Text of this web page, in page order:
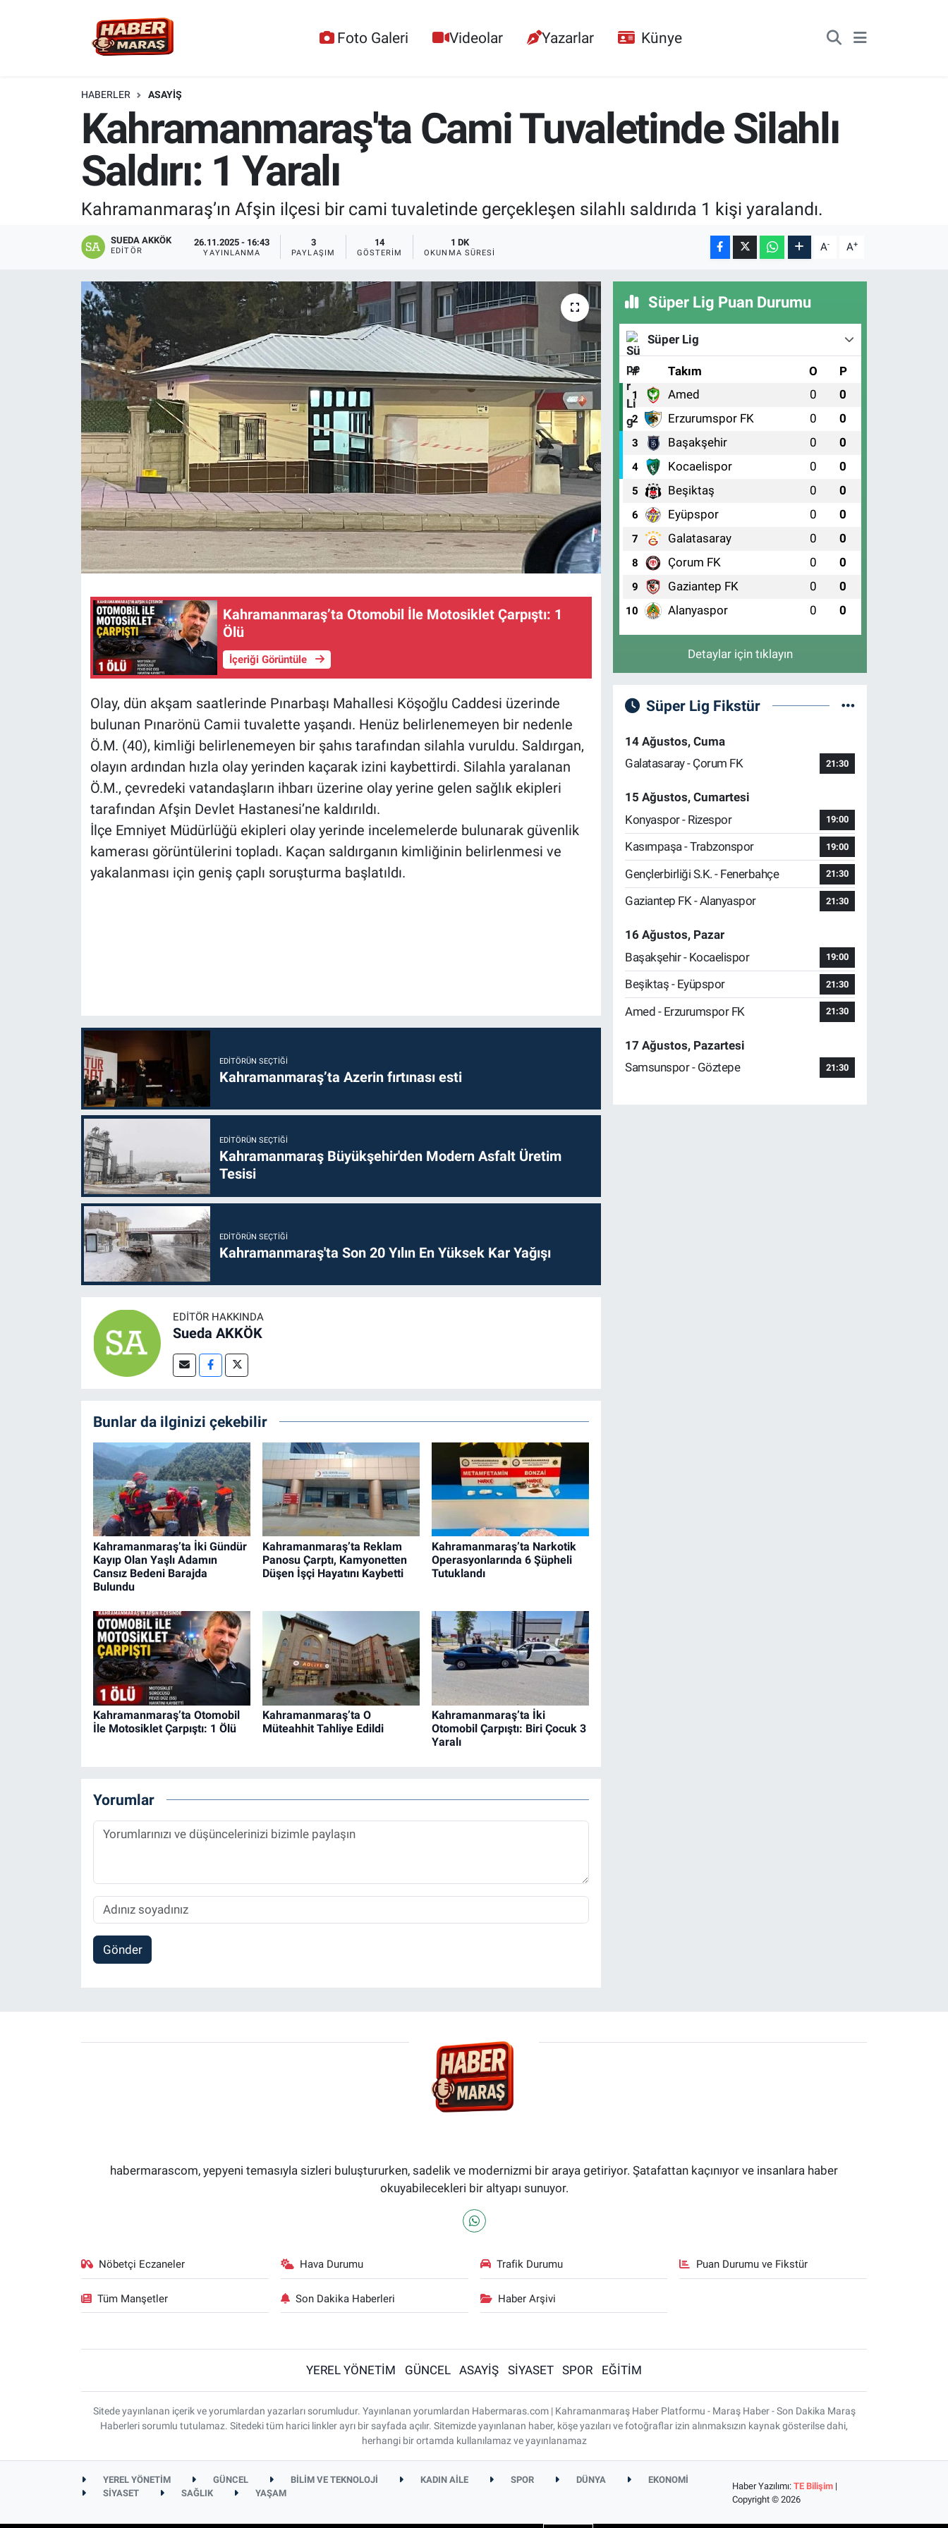
Foto Galeri Videolar Yazarlar Künye
HABERLER ASAYİŞ
Kahramanmaraş'ta Cami Tuvaletinde Silahlı
Saldırı: 1 Yaralı
Kahramanmaraş’ın Afşin ilçesi bir cami tuvaletinde gerçekleşen silahlı saldırıda 1 kişi yaralandı.
SUEDA AKKÖK
EDITÖR
26.11.2025 - 16:43
YAYINLANMA
3
PAYLAŞIM
14
GÖSTERIM
1 DK
OKUNMA SÜRESI A- A+
Kahramanmaraş’ta Otomobil İle Motosiklet Çarpıştı: 1
Ölü
İçeriği Görüntüle
Olay, dün akşam saatlerinde Pınarbaşı Mahallesi Köşoğlu Caddesi üzerinde
bulunan Pınarönü Camii tuvalette yaşandı. Henüz belirlenemeyen bir nedenle
Ö.M. (40), kimliği belirlenemeyen bir şahıs tarafından silahla vuruldu. Saldırgan,
olayın ardından hızla olay yerinden kaçarak izini kaybettirdi. Silahla yaralanan
Ö.M., çevredeki vatandaşların ihbarı üzerine olay yerine gelen sağlık ekipleri
tarafından Afşin Devlet Hastanesi’ne kaldırıldı.
İlçe Emniyet Müdürlüğü ekipleri olay yerinde incelemelerde bulunarak güvenlik
kamerası görüntülerini topladı. Kaçan saldırganın kimliğinin belirlenmesi ve
yakalanması için geniş çaplı soruşturma başlatıldı.
EDITÖRÜN SEÇTIĞI
Kahramanmaraş’ta Azerin fırtınası esti
EDITÖRÜN SEÇTIĞI
Kahramanmaraş Büyükşehir'den Modern Asfalt Üretim
Tesisi
EDITÖRÜN SEÇTIĞI
Kahramanmaraş'ta Son 20 Yılın En Yüksek Kar Yağışı
EDITÖR HAKKINDA
Sueda AKKÖK
Bunlar da ilginizi çekebilir
Kahramanmaraş’ta İki Gündür
Kayıp Olan Yaşlı Adamın
Cansız Bedeni Barajda
Bulundu
Kahramanmaraş’ta Reklam
Panosu Çarptı, Kamyonetten
Düşen İşçi Hayatını Kaybetti
Kahramanmaraş’ta Narkotik
Operasyonlarında 6 Şüpheli
Tutuklandı
Kahramanmaraş’ta Otomobil
İle Motosiklet Çarpıştı: 1 Ölü
Kahramanmaraş’ta O
Müteahhit Tahliye Edildi
Kahramanmaraş’ta İki
Otomobil Çarpıştı: Biri Çocuk 3
Yaralı
Yorumlar
Gönder
Süper Lig Puan Durumu
Süper Lig
# Takım O P
1 Amed 0 0
2 Erzurumspor FK 0 0
3 Başakşehir 0 0
4 Kocaelispor 0 0
5 Beşiktaş 0 0
6 Eyüpspor 0 0
7 Galatasaray 0 0
8 Çorum FK 0 0
9 Gaziantep FK 0 0
10 Alanyaspor 0 0
Detaylar için tıklayın
Süper Lig Fikstür
14 Ağustos, Cuma
Galatasaray - Çorum FK
21:30
15 Ağustos, Cumartesi
Konyaspor - Rizespor
19:00
Kasımpaşa - Trabzonspor 19:00
Gençlerbirliği S.K. - Fenerbahçe 21:30
Gaziantep FK - Alanyaspor 21:30
16 Ağustos, Pazar
Başakşehir - Kocaelispor
19:00
Beşiktaş - Eyüpspor 21:30
Amed - Erzurumspor FK 21:30
17 Ağustos, Pazartesi
Samsunspor - Göztepe
21:30
habermarascom, yepyeni temasıyla sizleri buluştururken, sadelik ve modernizmi bir araya getiriyor. Şatafattan kaçınıyor ve insanlara haber
okuyabilecekleri bir altyapı sunuyor.
Nöbetçi Eczaneler Hava Durumu Trafik Durumu Puan Durumu ve Fikstür
Tüm Manşetler Son Dakika Haberleri Haber Arşivi
YEREL YÖNETİM GÜNCEL ASAYİŞ SİYASET SPOR EĞİTİM
Sitede yayınlanan içerik ve yorumlardan yazarları sorumludur. Yayınlanan yorumlardan Habermaras.com | Kahramanmaraş Haber Platformu - Maraş Haber - Son Dakika Maraş
Haberleri sorumlu tutulamaz. Sitedeki tüm harici linkler ayrı bir sayfada açılır. Sitemizde yayınlanan haber, köşe yazıları ve fotoğraflar izin alınmaksızın kaynak gösterilse dahi,
herhangi bir ortamda kullanılamaz ve yayınlanamaz
YEREL YÖNETİM GÜNCEL BİLİM VE TEKNOLOJİ KADIN AİLE SPOR DÜNYA
EKONOMİ
SİYASET
SAĞLIK YAŞAM
Haber Yazılımı: TE Bilişim|
Copyright © 2026
YEREL YÖNETİM
GÜNCEL
BİLİM VE TEKNOLOJİ
KADIN AİLE
SİYASET
SAĞLIK
EĞİTİM
MAGAZİN
KÜLTÜR-SANAT
Nöbetçi Eczaneler
Hava Durumu
Trafik Durumu
Süper Lig Puan Durumu ve Fikstür
Son Dakika Haberleri